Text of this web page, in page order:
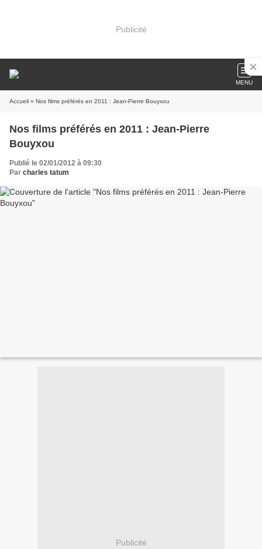
Publicité
MENU
Accueil » Nos films préférés en 2011 : Jean-Pierre Bouyxou
Nos films préférés en 2011 : Jean-Pierre
Bouyxou
Publié le 02/01/2012 à 09:30
Par charles tatum
Publicité